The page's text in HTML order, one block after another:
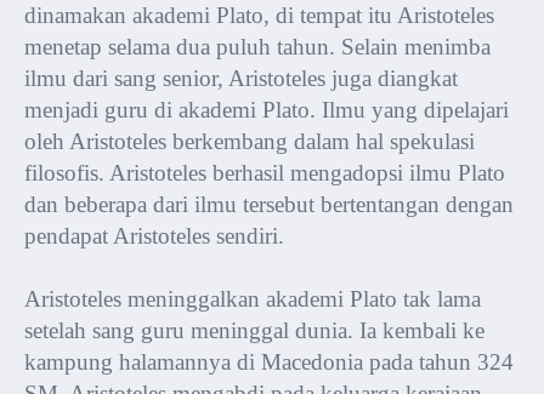
dinamakan akademi Plato, di tempat itu Aristoteles
menetap selama dua puluh tahun. Selain menimba
ilmu dari sang senior, Aristoteles juga diangkat
menjadi guru di akademi Plato. Ilmu yang dipelajari
oleh Aristoteles berkembang dalam hal spekulasi
filosofis. Aristoteles berhasil mengadopsi ilmu Plato
dan beberapa dari ilmu tersebut bertentangan dengan
pendapat Aristoteles sendiri.
Aristoteles meninggalkan akademi Plato tak lama
setelah sang guru meninggal dunia. Ia kembali ke
kampung halamannya di Macedonia pada tahun 324